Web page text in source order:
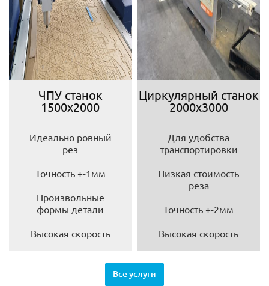
ЧПУ станок
1500х2000
Идеально ровный
рез
Точность +-1мм
Произвольные
формы детали
Высокая скорость
Циркулярный станок
2000х3000
Для удобства
транспортировки
Низкая стоимость
реза
Точность +-2мм
Высокая скорость
Все услуги